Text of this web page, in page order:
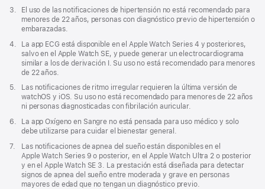
en
una
nueva)
Nota
página
3.
El uso de las notificaciones de hipertensión no está recomendado para
menores de 22 años, personas con diagnóstico previo de hipertensión o
embarazadas.
Nota
4.
La app ECG está disponible en el Apple Watch Series 4 y posteriores,
salvo en el Apple Watch SE, y puede generar un electrocardiograma
similar a los de derivación I. Su uso no está recomendado para menores
de 22 años.
Nota
página
5.
Las notificaciones de ritmo irregular requieren la última versión de
watchOS y iOS. Su uso no está recomendado para menores de 22 años
ni personas diagnosticadas con fibrilación auricular.
Nota
de
página
6.
La app Oxígeno en Sangre no está pensada para uso médico y solo
debe utilizarse para cuidar el bienestar general.
Nota
página
7.
Las notificaciones de apnea del sueño están disponibles en el
Apple Watch Series 9 o posterior, en el Apple Watch Ultra 2 o posterior
y en el Apple Watch SE 3. La prestación está diseñada para detectar
signos de apnea del sueño entre moderada y grave en personas
mayores de edad que no tengan un diagnóstico previo.